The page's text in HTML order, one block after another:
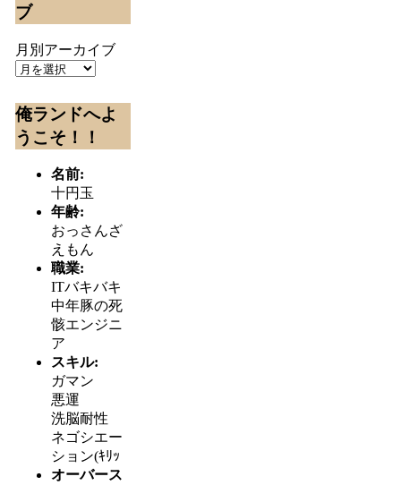
ブ
月別アーカイブ
俺ランドへよ
うこそ！！
名前:
十円玉
年齢:
おっさんざ
えもん
職業:
ITバキバキ
中年豚の死
骸エンジニ
ア
スキル:
ガマン
悪運
洗脳耐性
ネゴシエー
ション(ｷﾘｯ
オーバース